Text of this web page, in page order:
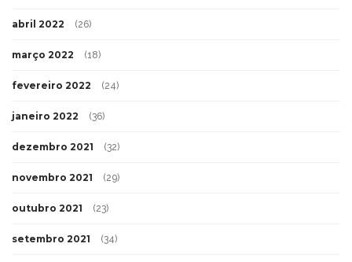
abril 2022 (26)
março 2022 (18)
fevereiro 2022 (24)
janeiro 2022 (36)
dezembro 2021 (32)
novembro 2021 (29)
outubro 2021 (23)
setembro 2021 (34)